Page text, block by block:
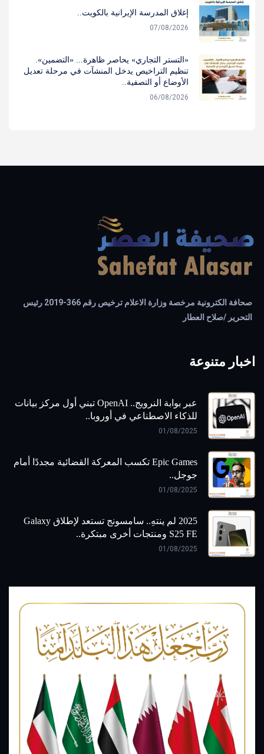
إغلاق المدرسة الإيرانية بالكويت..
07/08/2026
«التستر التجاري» يحاصر ظاهرة... «التضمين».
تنظيم التراخيص يدخل المنشآت في مرحلة تعديل
الأوضاع أو التصفية..
06/08/2026
صحافة الكترونية مرخصة وزارة الاعلام ترخيص رقم 366-2019 رئيس
التحرير /صلاح العطار
اخبار متنوعة
عبر بوابة النرويج.. OpenAI تبني أول مركز بيانات
للذكاء الاصطناعي في أوروبا..
01/08/2025
Epic Games تكسب المعركة القضائية مجددًا أمام
جوجل..
01/08/2025
2025 لم ينتهِ.. سامسونج تستعد لإطلاق Galaxy
S25 FE ومنتجات أخرى مبتكرة..
01/08/2025